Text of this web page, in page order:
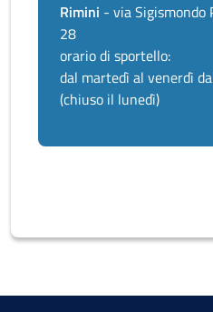
Rimini - via Sigismondo
28
orario di sportello:
dal martedì al venerdì
(chiuso il lunedì)